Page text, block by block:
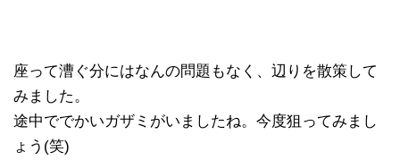
座って漕ぐ分にはなんの問題もなく、辺りを散策して
みました。
途中ででかいガザミがいましたね。今度狙ってみまし
ょう(笑)